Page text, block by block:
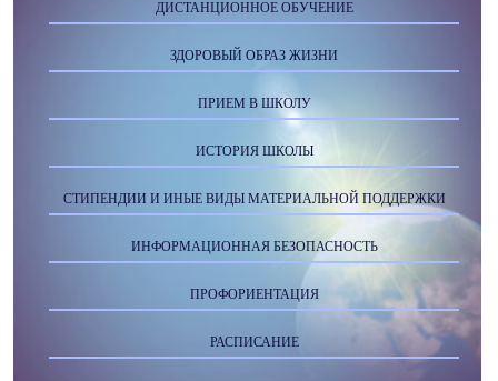
ДИСТАНЦИОННОЕ ОБУЧЕНИЕ
ЗДОРОВЫЙ ОБРАЗ ЖИЗНИ
ПРИЕМ В ШКОЛУ
ИСТОРИЯ ШКОЛЫ
СТИПЕНДИИ И ИНЫЕ ВИДЫ МАТЕРИАЛЬНОЙ ПОДДЕРЖКИ
ИНФОРМАЦИОННАЯ БЕЗОПАСНОСТЬ
ПРОФОРИЕНТАЦИЯ
РАСПИСАНИЕ